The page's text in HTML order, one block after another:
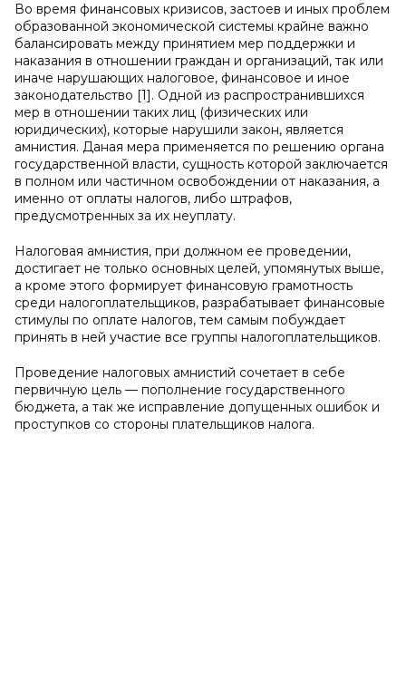
Во время финансовых кризисов, застоев и иных проблем
образованной экономической системы крайне важно
балансировать между принятием мер поддержки и
наказания в отношении граждан и организаций, так или
иначе нарушающих налоговое, финансовое и иное
законодательство [1]. Одной из распространившихся
мер в отношении таких лиц (физических или
юридических), которые нарушили закон, является
амнистия. Даная мера применяется по решению органа
государственной власти, сущность которой заключается
в полном или частичном освобождении от наказания, а
именно от оплаты налогов, либо штрафов,
предусмотренных за их неуплату.
Налоговая амнистия, при должном ее проведении,
достигает не только основных целей, упомянутых выше,
а кроме этого формирует финансовую грамотность
среди налогоплательщиков, разрабатывает финансовые
стимулы по оплате налогов, тем самым побуждает
принять в ней участие все группы налогоплательщиков.
Проведение налоговых амнистий сочетает в себе
первичную цель — пополнение государственного
бюджета, а так же исправление допущенных ошибок и
проступков со стороны плательщиков налога.